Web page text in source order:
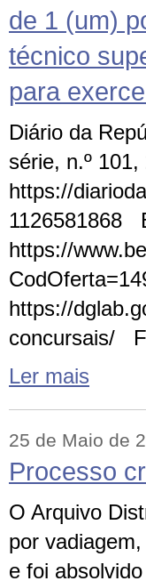
de 1 (um)
técnico
para
Diário da
série, n.º
https://
1126581868
https://
https://
concursais/
Ler mais
25 de Maio de
Processo
O Arquivo
por
e foi